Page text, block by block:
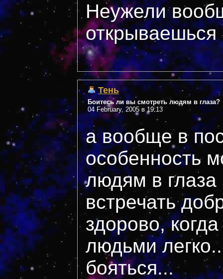
Неужели
Тень
Боитесь ли вы смотреть людям в глаза?
04 February, 2005 в 19:13
а вообще в
особенность
людям в глаза
встречать
здорово,
людьми
бояться...